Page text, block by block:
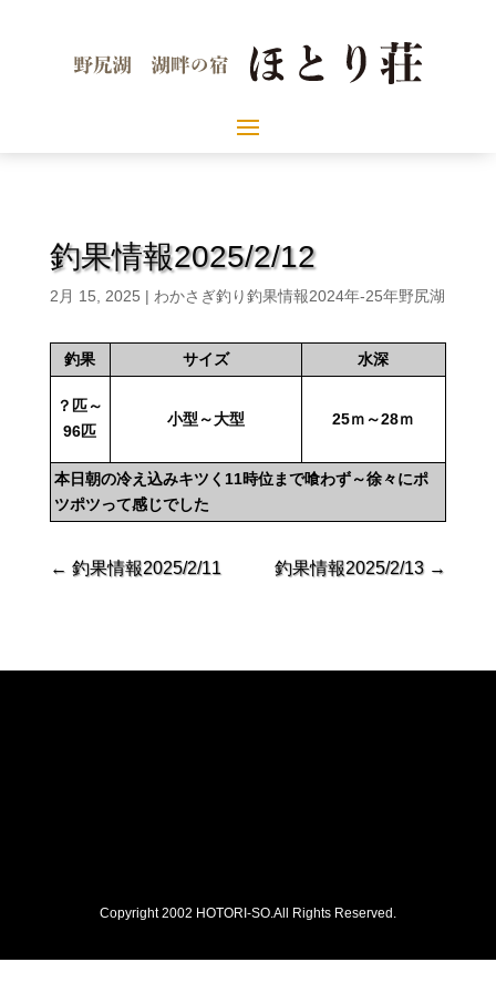
釣果情報2025/2/12
2月 15, 2025 | わかさぎ釣り釣果情報2024年-25年野尻湖
釣果 サイズ 水深
？匹～
96匹
小型～大型 25ｍ～28ｍ
本日朝の冷え込みキツく11時位まで喰わず～徐々にポ
ツポツって感じでした
← 釣果情報2025/2/11 釣果情報2025/2/13 →
Copyright 2002 HOTORI-SO.All Rights Reserved.